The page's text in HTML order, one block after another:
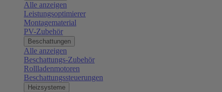
Alle anzeigen
Leistungsoptimierer
Montagematerial
PV-Zubehör
Beschattungen
Alle anzeigen
Beschattungs-Zubehör
Rollladenmotoren
Beschattungssteuerungen
Heizsysteme